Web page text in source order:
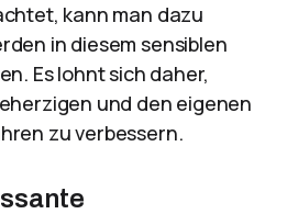
kann man dazu
in diesem sensiblen
Es lohnt sich daher,
und den eigenen
zu verbessern.